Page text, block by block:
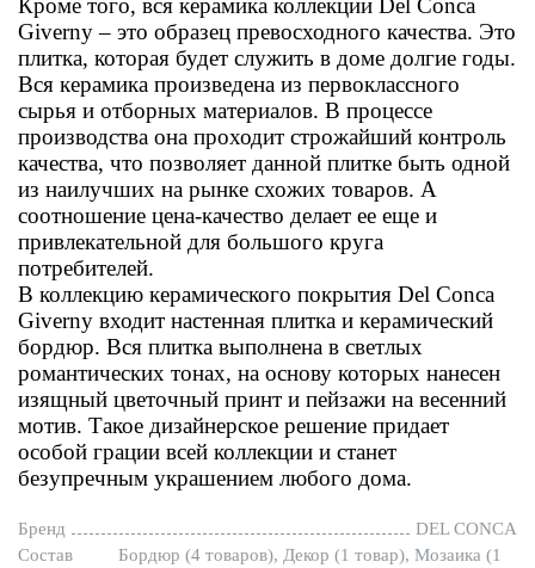
Кроме того, вся керамика коллекции Del Conca
Giverny – это образец превосходного качества. Это
плитка, которая будет служить в доме долгие годы.
Вся керамика произведена из первоклассного
сырья и отборных материалов. В процессе
производства она проходит строжайший контроль
качества, что позволяет данной плитке быть одной
из наилучших на рынке схожих товаров. А
соотношение цена-качество делает ее еще и
привлекательной для большого круга
потребителей.
В коллекцию керамического покрытия Del Conca
Giverny входит настенная плитка и керамический
бордюр. Вся плитка выполнена в светлых
романтических тонах, на основу которых нанесен
изящный цветочный принт и пейзажи на весенний
мотив. Такое дизайнерское решение придает
особой грации всей коллекции и станет
безупречным украшением любого дома.
Бренд
DEL CONCA
Состав
Бордюр (4 товаров), Декор (1 товар), Мозаика (1